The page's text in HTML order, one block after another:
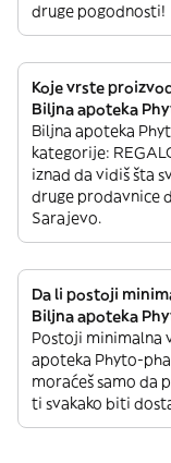
druge pogodnosti!
Koje vrste
Biljna apoteka
Biljna apoteka
kategorije:
iznad da vidiš šta
druge prodavnice
Sarajevo.
Da li postoji
Biljna apoteka
Postoji minimalna
apoteka Phyto-
moraćeš samo da
ti svakako biti